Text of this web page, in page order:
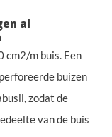
al
m buis. Een
buizen
zodat de
van de buis